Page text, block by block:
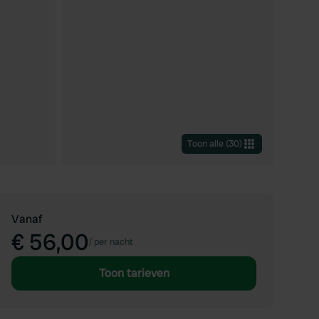
Toon alle (30)
Vanaf
€ 56,00/ per nacht
Toon tarieven